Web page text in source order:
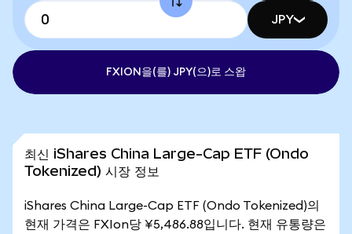
JPY
FXION을(를) JPY(으)로 스왑
최신 iShares China Large-Cap ETF (Ondo
Tokenized) 시장 정보
iShares China Large-Cap ETF (Ondo Tokenized)의
현재 가격은 FXIon당 ¥5,486.88입니다. 현재 유통량은